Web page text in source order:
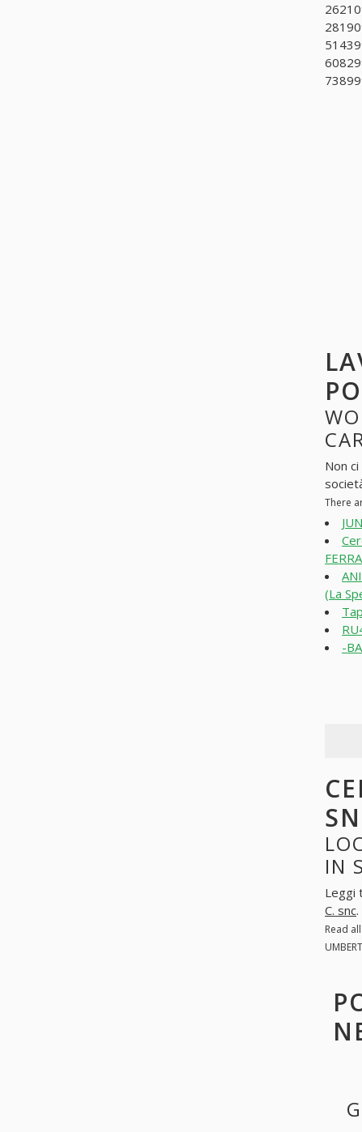
Non
There
(La
-
IN
Leggi
C. snc
Read